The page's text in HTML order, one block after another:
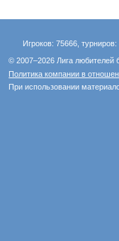
Игроков: 75666,
© 2007–2026 Лига любителей
Политика компании в
При использовании